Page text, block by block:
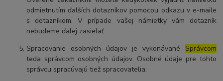
odmietnutím ďalších dotazníkov pomocou odkazu v e-maile
s dotazníkom. V prípade vašej námietky vám dotazník
nebudeme ďalej zasielať.
Spracovanie osobných údajov je vykonávané Správcom
teda správcom osobných údajov. Osobné údaje pre tohto
správcu spracúvajú tiež spracovatelia: